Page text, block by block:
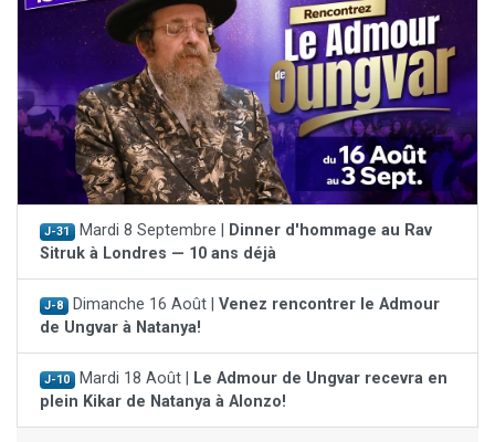
J-31 Mardi 8 Septembre |
Dinner d'hommage au Rav
Sitruk à Londres — 10 ans déjà
J-8 Dimanche 16 Août | Venez rencontrer le Admour
de Ungvar à Natanya!
J-10 Mardi 18 Août |
Le Admour de Ungvar recevra en
plein Kikar de Natanya à Alonzo!